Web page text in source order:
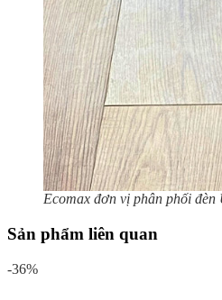
Ecomax đơn vị phân phối
Sản phẩm liên quan
-36%